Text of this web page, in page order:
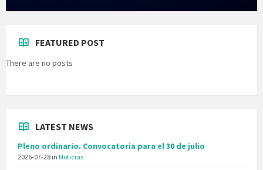
FEATURED POST
There are no posts
LATEST NEWS
Pleno ordinario. Convocatoria para el 30 de julio
2026-07-28 in Noticias